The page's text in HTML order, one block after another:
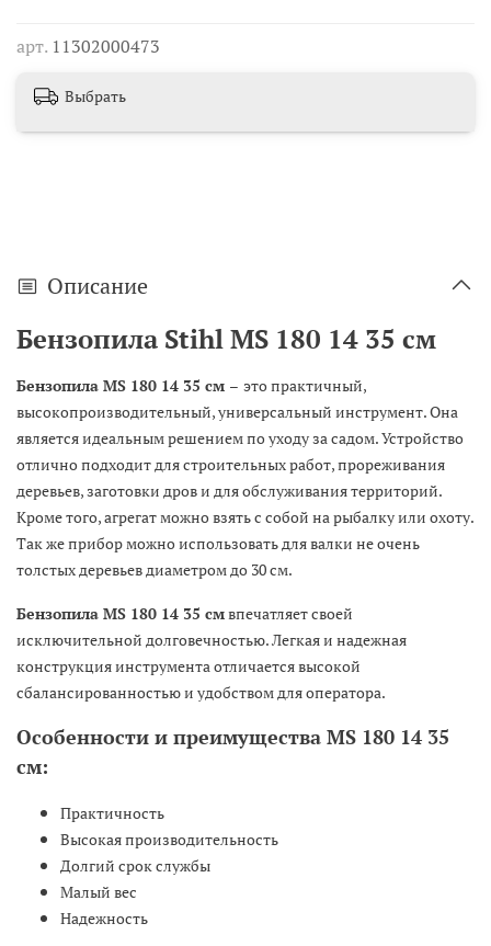
арт. 11302000473
Выбрать
Описание
Бензопила Stihl MS 180 14 35 см
Бензопила MS 180 14 35 см – это практичный,
высокопроизводительный, универсальный инструмент. Она
является идеальным решением по уходу за садом. Устройство
отлично подходит для строительных работ, прореживания
деревьев, заготовки дров и для обслуживания территорий.
Кроме того, агрегат можно взять с собой на рыбалку или охоту.
Так же прибор можно использовать для валки не очень
толстых деревьев диаметром до 30 см.
Бензопила MS 180 14 35 смвпечатляет своей
исключительной долговечностью. Легкая и надежная
конструкция инструмента отличается высокой
сбалансированностью и удобством для оператора.
Особенности и преимущества MS 180 14 35
см:
Практичность
Высокая производительность
Долгий срок службы
Малый вес
Надежность